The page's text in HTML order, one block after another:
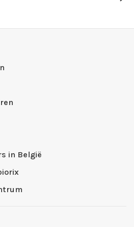
in België